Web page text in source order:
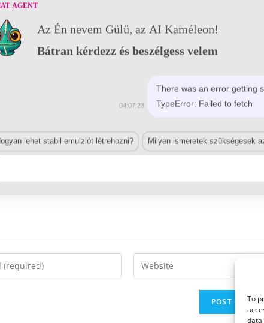
To
data
Enter
your
AGENT
Az Én nevem Gülü, az AI Kaméleon!
Bátran kérdezz és beszélgess velem
There was an error getting
TypeError: Failed to fetch
04:07:23
lehet stabil emulziót létrehozni? Milyen ismeretek szükségesek